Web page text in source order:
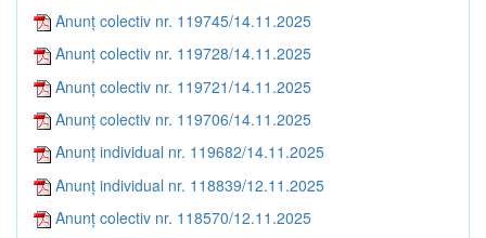
Anunț colectiv nr. 119745/14.11.2025
Anunț colectiv nr. 119728/14.11.2025
Anunț colectiv nr. 119721/14.11.2025
Anunț colectiv nr. 119706/14.11.2025
Anunț individual nr. 119682/14.11.2025
Anunț individual nr. 118839/12.11.2025
Anunț colectiv nr. 118570/12.11.2025